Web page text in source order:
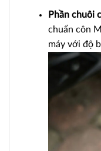
Phần chuôi
chuẩn côn
máy với độ